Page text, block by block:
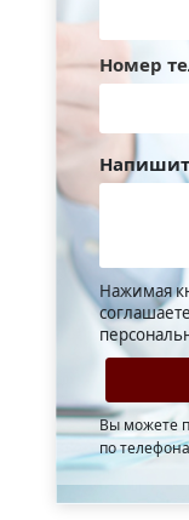
Номер
Нажимая
Вы можете
по